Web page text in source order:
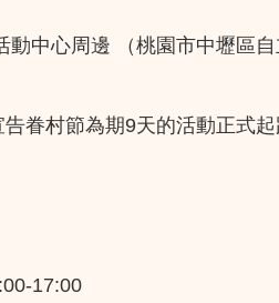
中心周邊 （桃園市中壢區自
眷村節為期9天的活動正式
17:00